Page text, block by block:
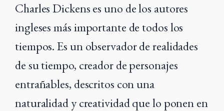
Charles Dickens es uno de los autores
ingleses más importante de todos los
tiempos. Es un observador de realidades
de su tiempo, creador de personajes
entrañables, descritos con una
naturalidad y creatividad que lo ponen en